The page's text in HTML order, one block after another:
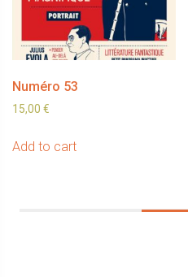
Numéro 53
15,00 €
Add to cart